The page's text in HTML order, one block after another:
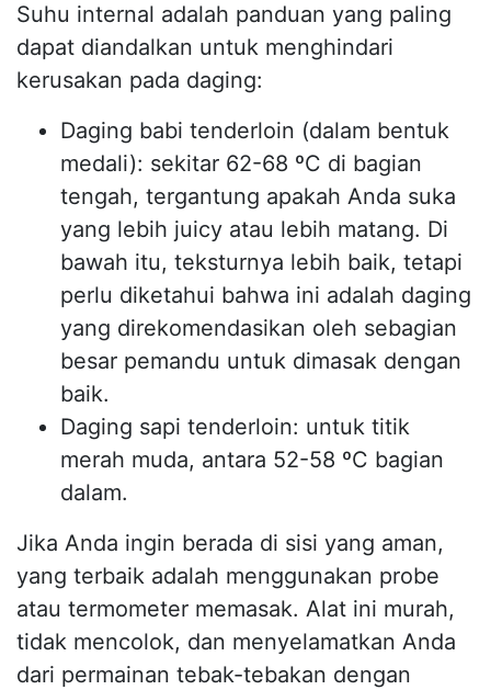
Suhu internal adalah panduan yang paling
dapat diandalkan untuk menghindari
kerusakan pada daging:
Daging babi tenderloin (dalam bentuk
medali): sekitar 62-68 ºC di bagian
tengah, tergantung apakah Anda suka
yang lebih juicy atau lebih matang. Di
bawah itu, teksturnya lebih baik, tetapi
perlu diketahui bahwa ini adalah daging
yang direkomendasikan oleh sebagian
besar pemandu untuk dimasak dengan
baik.
Daging sapi tenderloin: untuk titik
merah muda, antara 52-58 ºC bagian
dalam.
Jika Anda ingin berada di sisi yang aman,
yang terbaik adalah menggunakan probe
atau termometer memasak. Alat ini murah,
tidak mencolok, dan menyelamatkan Anda
dari permainan tebak-tebakan dengan